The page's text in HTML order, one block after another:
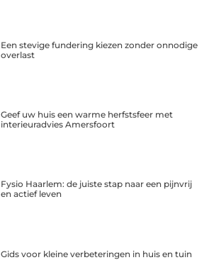
Een stevige fundering kiezen zonder onnodige
overlast
Geef uw huis een warme herfstsfeer met
interieuradvies Amersfoort
Fysio Haarlem: de juiste stap naar een pijnvrij
en actief leven
Gids voor kleine verbeteringen in huis en tuin